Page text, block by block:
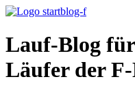
Lauf-Blog
Läufer der F-